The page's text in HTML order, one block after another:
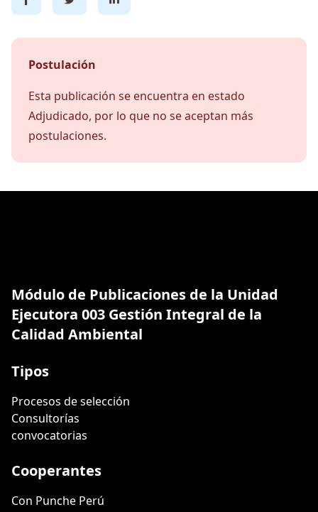
Postulación
Esta publicación se encuentra en estado
Adjudicado, por lo que no se aceptan más
postulaciones.
Módulo de Publicaciones de la Unidad
Ejecutora 003 Gestión Integral de la
Calidad Ambiental
Tipos
Procesos de selección
Consultorías
convocatorias
Cooperantes
Con Punche Perú